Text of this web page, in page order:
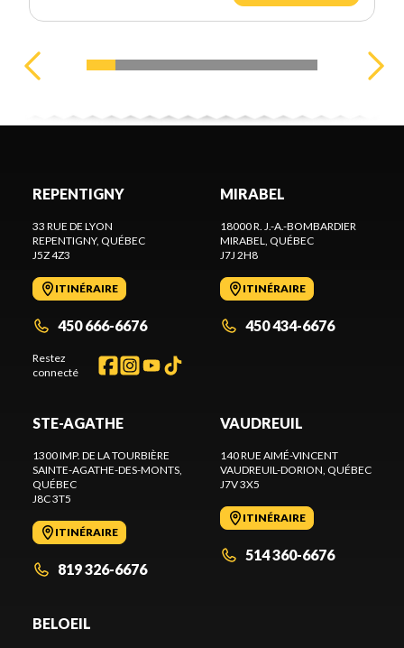
REPENTIGNY
33 RUE DE LYON
REPENTIGNY, QUÉBEC
J5Z 4Z3
ITINÉRAIRE
450 666-6676
Restez
connecté
MIRABEL
18000 R. J.-A.-BOMBARDIER
MIRABEL, QUÉBEC
J7J 2H8
ITINÉRAIRE
450 434-6676
STE-AGATHE
1300 IMP. DE LA TOURBIÈRE
SAINTE-AGATHE-DES-MONTS,
QUÉBEC
J8C 3T5
ITINÉRAIRE
819 326-6676
VAUDREUIL
140 RUE AIMÉ-VINCENT
VAUDREUIL-DORION, QUÉBEC
J7V 3X5
ITINÉRAIRE
514 360-6676
BELOEIL